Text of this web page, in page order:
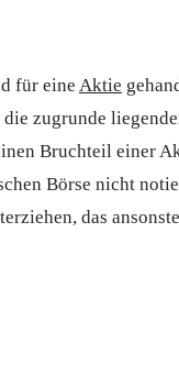
für eine Aktie
zugrunde
Bruchteil einer
Börse nicht
das